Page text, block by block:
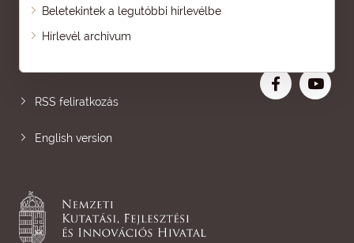
Beletekintek a legutóbbi hírlevélbe
Hírlevél archívum
Oldaltérkép
RSS feliratkozás
English version